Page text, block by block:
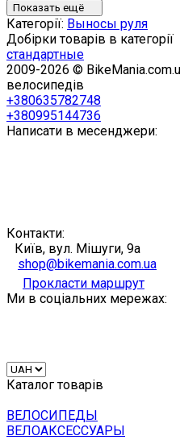
Показать ещё
Категорії: Выносы руля
Добірки товарів в категорії
стандартные
2009-2026 ©
велосипедів
+380635782748
+380995144736
Написати в месенджери:
Контакти:
Київ, вул. Мішуги, 9а
shop@bikemania.com.ua
Прокласти маршрут
Ми в соціальних мережах:
Каталог товарів
ВЕЛОСИПЕДЫ
ВЕЛОАКСЕССУАРЫ